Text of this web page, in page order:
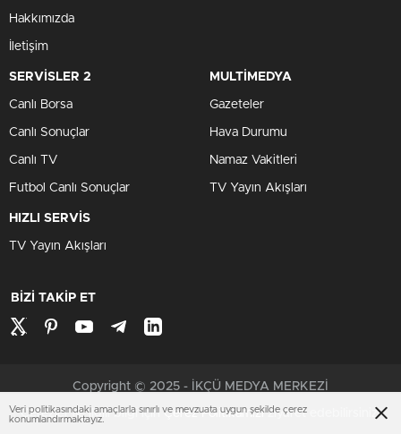
Hakkımızda
İletişim
SERVİSLER 2
Canlı Borsa
Canlı Sonuçlar
Canlı TV
Futbol Canlı Sonuçlar
MULTİMEDYA
Gazeteler
Hava Durumu
Namaz Vakitleri
TV Yayın Akışları
HIZLI SERVİS
TV Yayın Akışları
BİZİ TAKİP ET
Copyright © 2025 - İKÇÜ MEDYA MERKEZİ
Çerezler ile ilgili bilgi içinÇerez Politikamızıziyaret edebilirsiniz.
Veri politikasındaki amaçlarla sınırlı ve mevzuata uygun şekilde çerez
konumlandırmaktayız.